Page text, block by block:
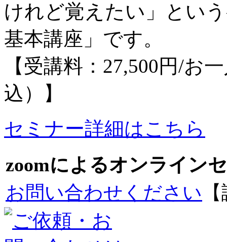
けれど覚えたい」とい
基本講座」です。
【受講料：27,500円/
込）】
セミナー詳細はこちら
zoomによるオンライン
お問い合わせください